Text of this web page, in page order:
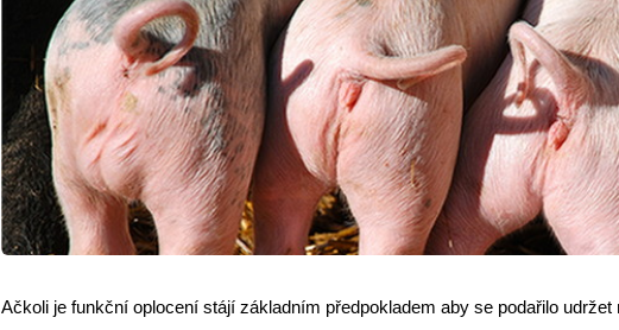
Ačkoli je funkční oplocení stájí základním předpokladem aby se podařilo